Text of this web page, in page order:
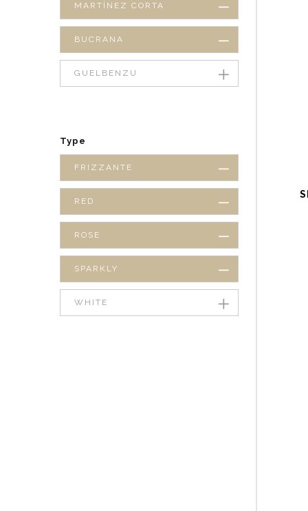
MARTÍNEZ CORTA
BUCRANA
GUELBENZU
Type
FRIZZANTE
RED
ROSE
SPARKLY
WHITE